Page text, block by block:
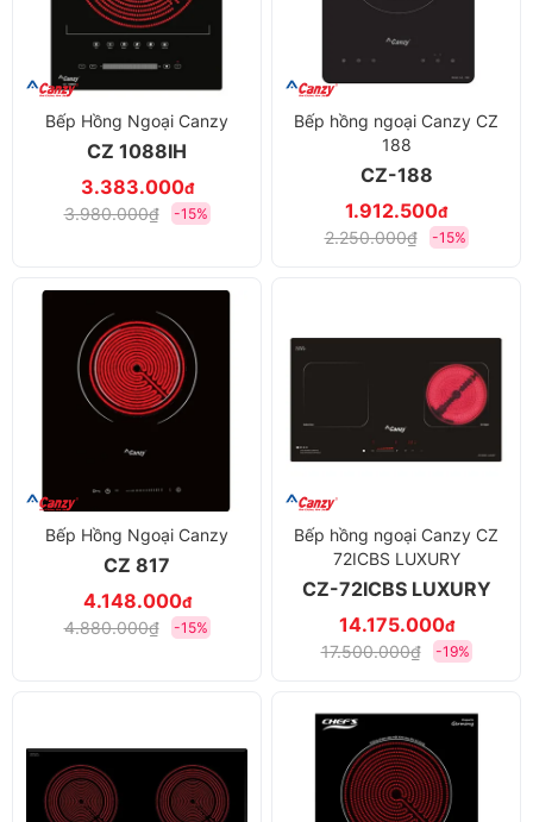
Bếp Hồng Ngoại Canzy
CZ 1088IH
3.383.000đ
3.980.000₫ -15%
Bếp hồng ngoại Canzy CZ
188
CZ-188
1.912.500đ
2.250.000₫ -15%
Bếp Hồng Ngoại Canzy
CZ 817
4.148.000đ
4.880.000₫ -15%
Bếp hồng ngoại Canzy CZ
72ICBS LUXURY
CZ-72ICBS LUXURY
14.175.000đ
17.500.000₫ -19%